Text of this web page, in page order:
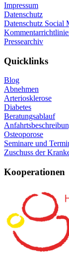
Impressum
Datenschutz
Datenschutz Social
Pressearchiv
Quicklinks
Blog
Abnehmen
Arteriosklerose
Diabetes
Beratungsablauf
Osteoporose
Seminare und
Zuschuss der
Kooperationen